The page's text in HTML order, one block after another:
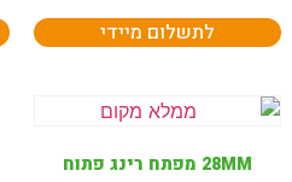
לתשלום מיידי
28MM מפתח רינג פתוח